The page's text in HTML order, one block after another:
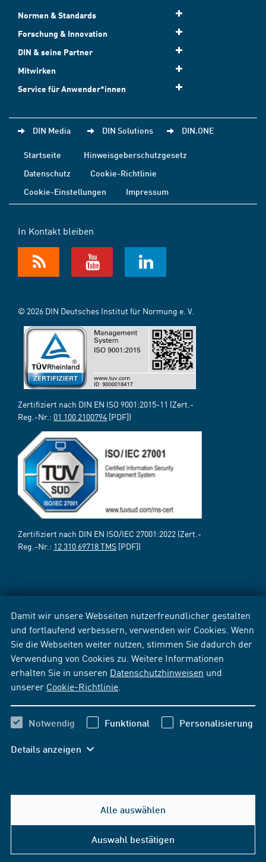
Damit wir unsere Webseiten nutzerfreundlicher gestalten
und fortlaufend verbessern, verwenden wir Cookies. Wenn
Sie die Webseiten weiter nutzen, stimmen Sie dadurch der
Verwendung von Cookies zu. Weitere Informationen
erhalten Sie in unseren Datenschutzhinweisen und
unserer Cookie-Richtlinie
Notwendig Funktional Personalisierung
Details anzeigen
Alle auswählen
Auswahl bestätigen
Normen & Standards
Forschung & Innovation
DIN & seine Partner
Mitwirken
Service für Anwender*innen
DIN Media DIN Solutions DIN.ONE
Startseite
Hinweisgeberschutzgesetz
Datenschutz
Cookie-Richtlinie
Cookie-Einstellungen
Impressum
In Kontakt bleiben
© 2026 DIN Deutsches Institut für Normung e. V.
Zertifiziert nach DIN EN ISO 9001:2015-11 (Zert.-
Reg.-Nr.: 01 100 2100794 [PDF])
Zertifiziert nach DIN EN ISO/IEC 27001:2022 (Zert.-
Reg.-Nr.: 12 310 69718 TMS [PDF])